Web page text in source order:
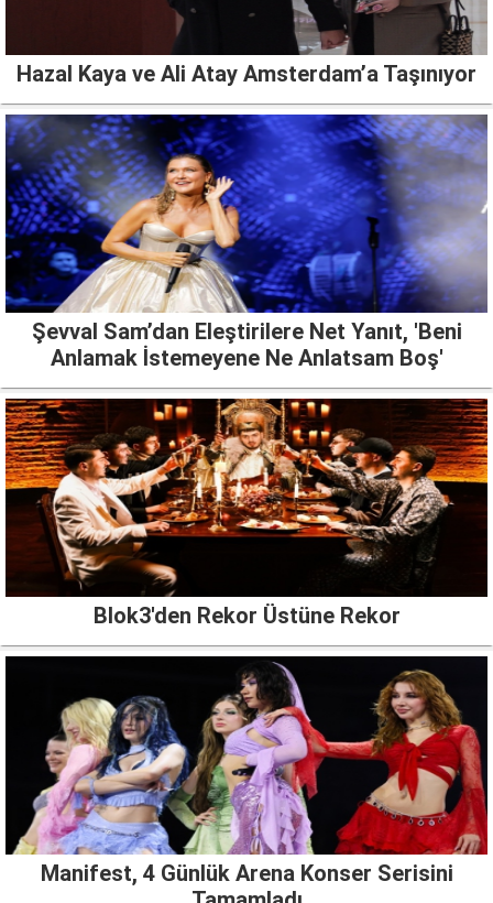
Hazal Kaya ve Ali Atay Amsterdam’a Taşınıyor
Şevval Sam’dan Eleştirilere Net Yanıt, 'Beni
Anlamak İstemeyene Ne Anlatsam Boş'
Blok3'den Rekor Üstüne Rekor
Manifest, 4 Günlük Arena Konser Serisini